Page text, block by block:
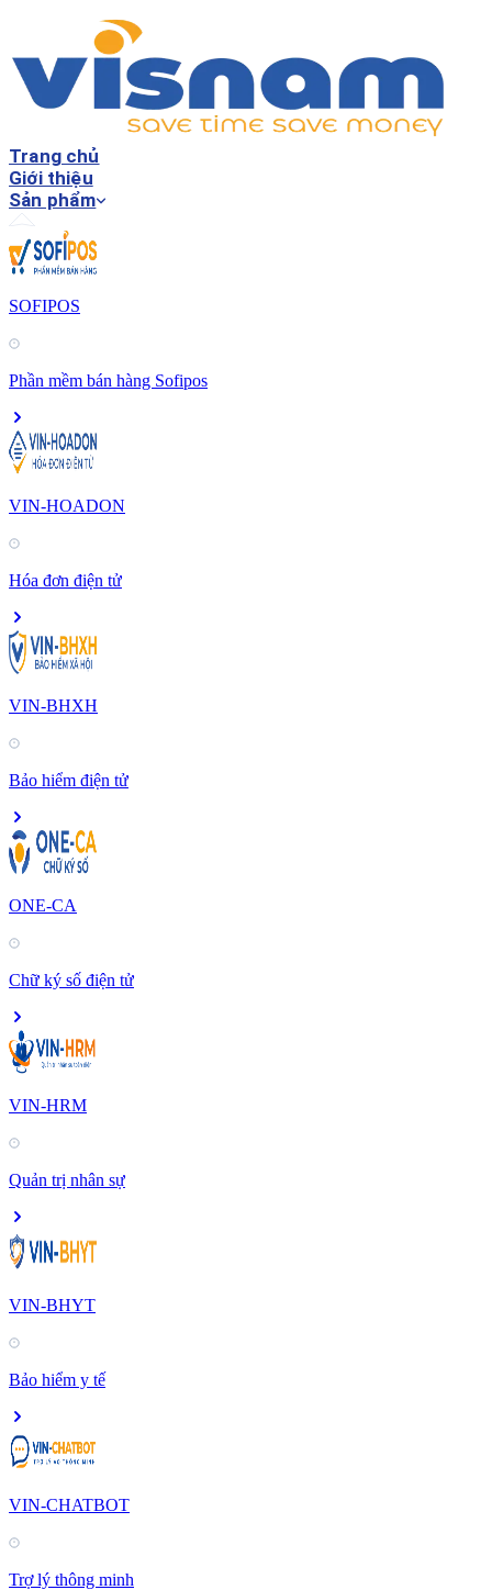
Trang chủ
Giới thiệu
Sản phẩm
SOFIPOS
Phần mềm bán hàng Sofipos
VIN-HOADON
Hóa đơn điện tử
VIN-BHXH
Bảo hiểm điện tử
ONE-CA
Chữ ký số điện tử
VIN-HRM
Quản trị nhân sự
VIN-BHYT
Bảo hiểm y tế
VIN-CHATBOT
Trợ lý thông minh